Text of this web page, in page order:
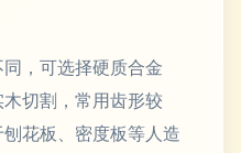
同，可选择硬质合金
木切割，常用齿形较
花板、密度板等人造